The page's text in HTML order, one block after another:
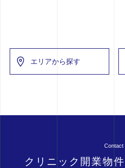
エリアから探す
Contact
クリニック開業物